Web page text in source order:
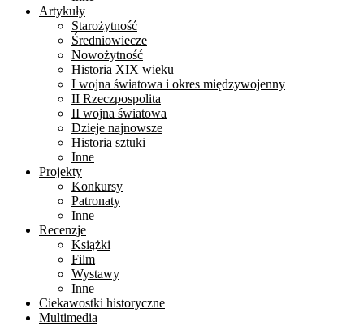
Artykuły
Starożytność
Średniowiecze
Nowożytność
Historia XIX wieku
I wojna światowa i okres międzywojenny
II Rzeczpospolita
II wojna światowa
Dzieje najnowsze
Historia sztuki
Inne
Projekty
Konkursy
Patronaty
Inne
Recenzje
Książki
Film
Wystawy
Inne
Ciekawostki historyczne
Multimedia